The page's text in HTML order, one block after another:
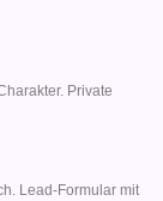
Private
Lead-Formular mit